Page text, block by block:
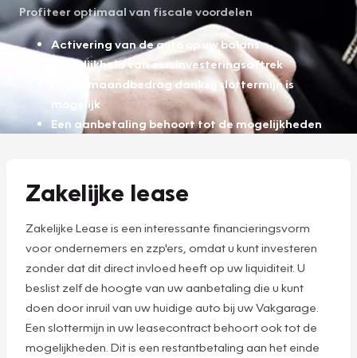
Profiteer optimaal van fiscale voordelen
Activering van de auto op uw balans
Mogelijkheid van een investeringsaftrek
Lager maandbedrag dankzij slottermijn is
mogelijk
Een aanbetaling behoort tot de mogelijkheden
Zakelijke lease
Zakelijke Lease is een interessante financieringsvorm
voor ondernemers en zzp'ers, omdat u kunt investeren
zonder dat dit direct invloed heeft op uw liquiditeit. U
beslist zelf de hoogte van uw aanbetaling die u kunt
doen door inruil van uw huidige auto bij uw Vakgarage.
Een slottermijn in uw leasecontract behoort ook tot de
mogelijkheden. Dit is een restantbetaling aan het einde